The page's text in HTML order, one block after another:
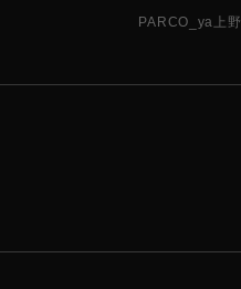
PARCO_ya上野